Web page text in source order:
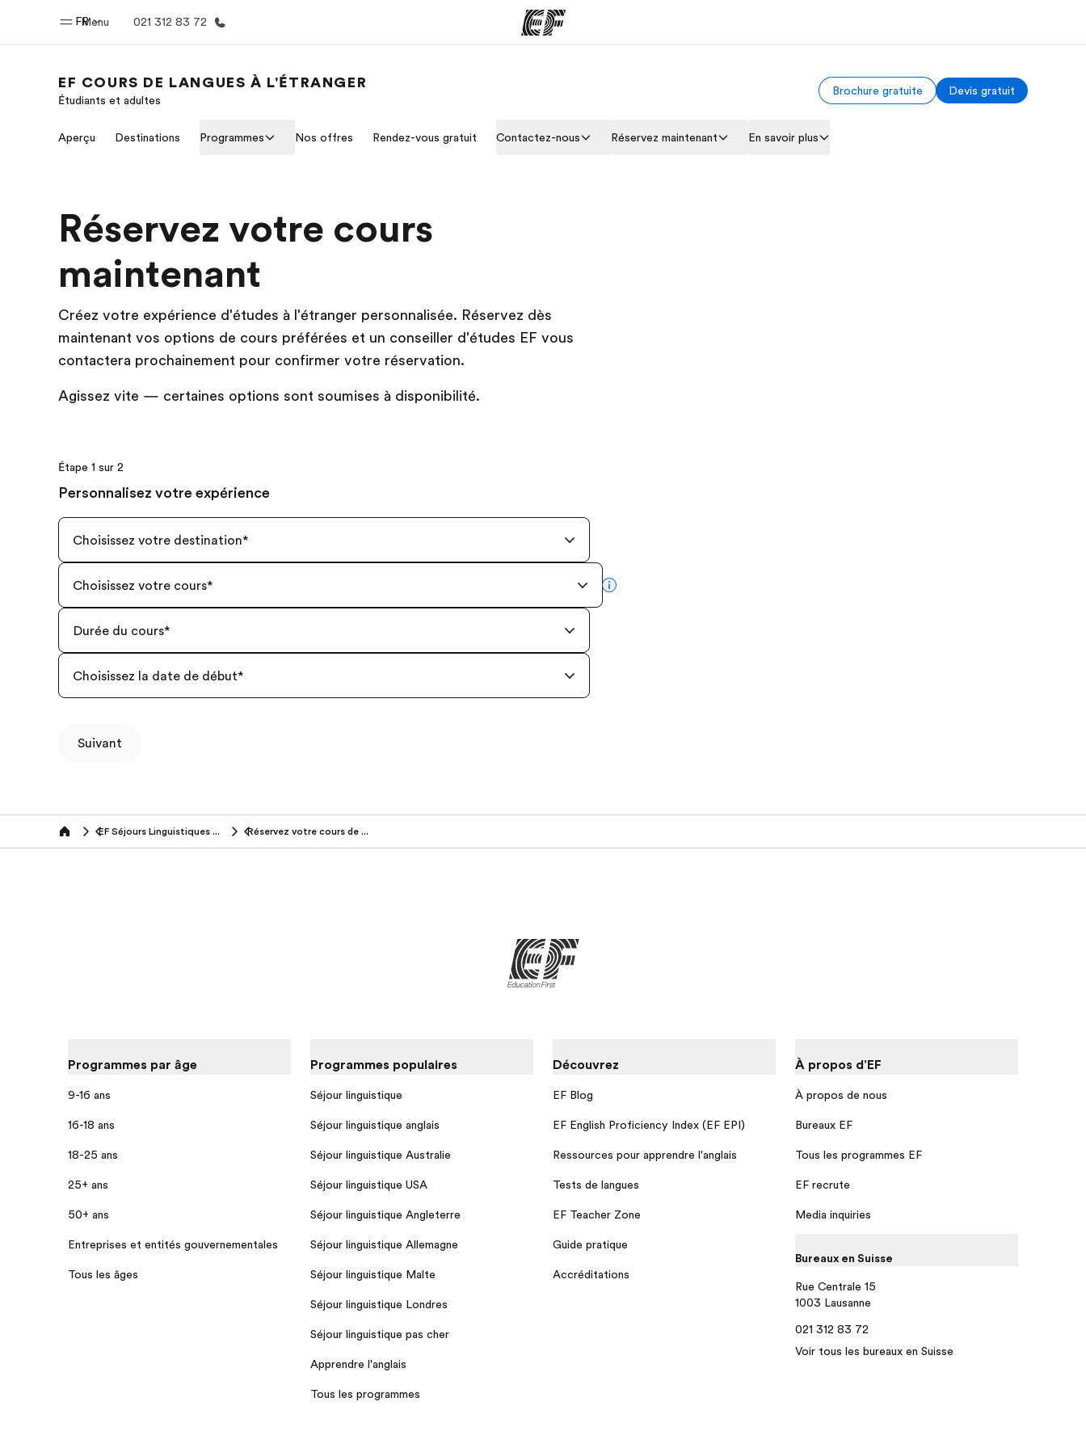
Menu
FR 021 312 83 72
Bienvenue chez EF Nos offres Trouver un bureau Qui sommes-nous ?
EF COURS DE LANGUES À L'ÉTRANGER
Étudiants et adultes
Brochure gratuite Devis gratuit
Aperçu Destinations Programmes Nos offres Rendez-vous gratuit Contactez-nous Réservez maintenant En savoir plus
Réservez votre cours
maintenant
Créez votre expérience d'études à l'étranger personnalisée. Réservez dès
maintenant vos options de cours préférées et un conseiller d'études EF vous
contactera prochainement pour confirmer votre réservation.
Agissez vite — certaines options sont soumises à disponibilité.
Étape 1 sur 2
Personnalisez votre expérience
Choisissez votre destination*
Choisissez votre cours* more info
Durée du cours*
Choisissez la date de début*
Suivant
Home EF Séjours Linguistiques (18+ ans) Réservez votre cours de langue
Programmes par âge
9-16 ans
16-18 ans
18-25 ans
25+ ans
50+ ans
Entreprises et entités gouvernementales
Tous les âges
Programmes populaires
Séjour linguistique
Séjour linguistique anglais
Séjour linguistique Australie
Séjour linguistique USA
Séjour linguistique Angleterre
Séjour linguistique Allemagne
Séjour linguistique Malte
Séjour linguistique Londres
Séjour linguistique pas cher
Apprendre l'anglais
Tous les programmes
Découvrez
EF Blog
EF English Proficiency Index (EF EPI)
Ressources pour apprendre l'anglais
Tests de langues
EF Teacher Zone
Guide pratique
Accréditations
À propos d'EF
À propos de nous
Bureaux EF
Tous les programmes EF
EF recrute
Media inquiries
Bureaux en Suisse
Rue Centrale 15
1003 Lausanne
021 312 83 72
Voir tous les bureaux en Suisse